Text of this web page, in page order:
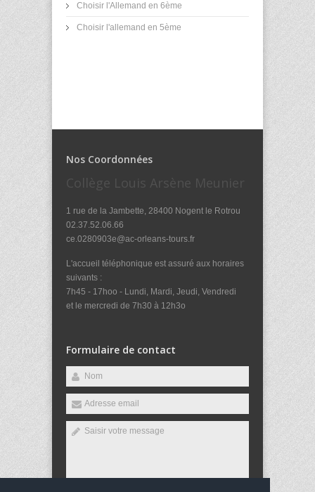
Choisir l'Allemand en 6ème
Choisir l'allemand en 5ème
Nos Coordonnées
Collège Louis Arsène Meunier
1 rue de la Jambette, 28400 Nogent le Rotrou
02.37.52.06.66
ce.0280903e@ac-orleans-tours.fr
L'accueil téléphonique est assuré aux horaires
suivants :
7h45 - 17hoo - Lundi, Mardi, Jeudi, Vendredi
et le mercredi de 7h30 à 12h3o
Formulaire de contact